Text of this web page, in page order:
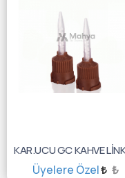
Üyelere Özel ₺